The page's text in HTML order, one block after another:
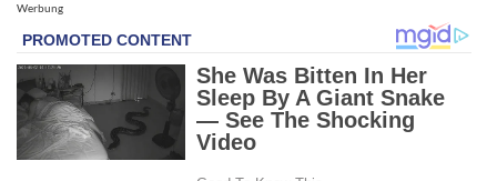
Werbung